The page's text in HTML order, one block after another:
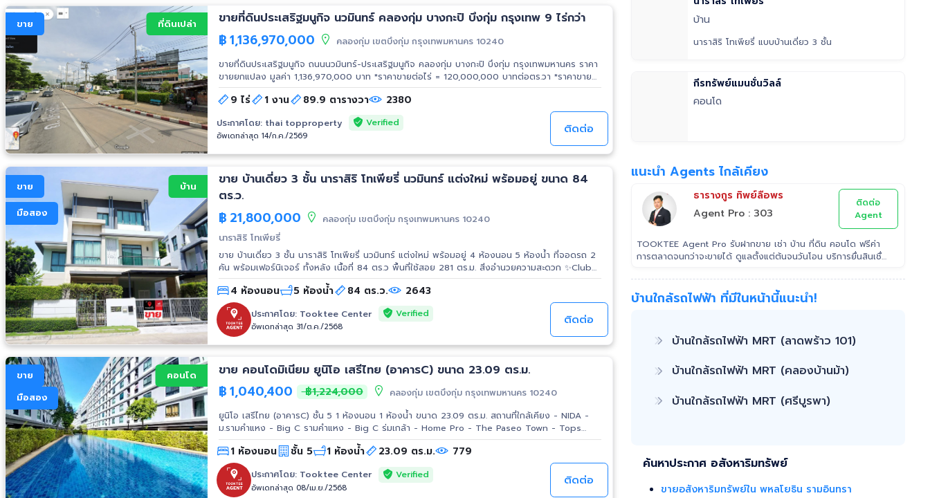
thaitopproperty@hotmail.com www.ThaiTopProperty.com #ขายคอนโด #คอนโดมือสอง
#PinkLine #MRT #TheKithPlusNawamin #เดอะคิทท์พลัสนวมินทร์ #RamintraCondo
ขาย ที่ดินเปล่า ขายที่ดินประเสริฐมนูกิจ นวมินทร์ คลองกุ่ม บางกะปิ บึงกุ่ม กรุงเทพ 9 ไร่กว่า
฿1,136,970,000
คลองกุ่ม เขตบึงกุ่ม กรุงเทพมหานคร 10240
ขายที่ดินประเสริฐมนูกิจ ถนนนวมินทร์-ประเสริฐมนูกิจ คลองกุ่ม บางกะปิ บึงกุ่ม กรุงเทพมหานคร ราคา
ขายยกแปลง มูลค่า 1,136,970,000 บาท *ราคาขายต่อไร่ = 120,000,000 บาทต่อตร.วา *ราคาขาย
ต่อตร.วา = 300,000 บาทต่อตร.วา ขนาดที่ดิน 9-1-89.9 ไร่ หรือ 3,789.9 ตร.วา หน้ากว้างติดถนน
ประเสริฐมนูกิจ 280 เมตร หน้ากว้างติดถนนนวมินทร์ 28 เมตร โซนสีแดง(พ.๑-๑๑) 7 โฉนด และ โซน
รุ่งเรือง, Market Place Nawamin, Tops นวมินทร์, Makro Food Service นวมินทร์70, ตลาด
ปัฐวิกรณ์ โรงเรียนบดินทร์เดชา(สิงห์ สิงหเสนี)๒ ร้านอาหารอ.มัลลิการ์, Yamaha, โรงพยาบาลนวเวช,
โรงเรียนเลิศหล้า สนามกีฬาแกรนด์สปอร์ตพาร์ค Grand Sport Park Eve Outlet โชว์รูมเครื่องใช้ไฟฟ้า
บางเขน รายละเอียดเพิ่มเติมคลิ๊ก: https://thaitopproperty.com/193435-.html สนใจติดต่อ K.หนึ่ง
092-789-3539 Line ID: 0907894941 E-mail: thaitopproperty@hotmail.com
www.thaitopproperty.com #ที่ดินประเสริฐมนูกิจ #ที่ดินนวมินทร์ #ที่ดินใกล้มหาวิทยาลัย
เกษตรศาสตร์ #ที่ดินใกล้เลียบด่วนรามอินทรา
9 ไร่ 1 งาน 89.9 ตารางวา 2380
ประกาศโดย: thai topproperty Verified
อัพเดทล่าสุด 14/ก.ค./2569 ติดต่อ
ขาย
มือสอง
บ้าน
ขาย บ้านเดี่ยว 3 ชั้น นาราสิริ โทเพียรี่ นวมินทร์ แต่งใหม่ พร้อมอยู่ ขนาด 84
ตร.ว.
฿ 21,800,000 คลองกุ่ม เขตบึงกุ่ม กรุงเทพมหานคร 10240
นาราสิริ โทเพียรี่
ขาย บ้านเดี่ยว 3 ชั้น นาราสิริ โทเพียรี่ นวมินทร์ แต่งใหม่ พร้อมอยู่ 4 ห้องนอน 5 ห้องน้ำ ที่จอดรถ 2
คัน พร้อมเฟอร์นิเจอร์ ทั้งหลัง เนื้อที่ 84 ตร.ว พื้นที่ใช้สอย 281 ตร.ม. สิ่งอำนวยความสะดวก ✨Club
house ✨สระว่ายน้ำ ✨ฟิตเนส ✨สวนสาธารณะ และ สนามเด็กเล่น ✨ระบบรักษาความปลอดภัยตลอด
24 ชั่วโมง กล้อง CCTV สถานที่ใกล้เคียง - Fashion Island - The Promenade - Central
Eastville - The Mall Lifestore Bangkapi - โรงเรียนเลิศหล้า - มหาวิทยาลัยเกษตรศาสตร์ - โรง
พยาบาลสินแพทย์ การเดินทาง - ใกล้ทางออกมอเตอร์เวย์ - ใกล้จุดขึ้น-ลงทางด่วนด่านรามอินทรา-
อาจณรงค์ - ใกล้รถไฟฟ้าสายสีชมพู สถานีคู้บอน
4 ห้องนอน 5 ห้องน้ำ 84 ตร.ว. 2643
ประกาศโดย: Tooktee Center Verified
อัพเดทล่าสุด 31/ต.ค./2568 ติดต่อ
ขาย
มือสอง
คอนโด ขาย คอนโดมิเนียม ยูนิโอ เสรีไทย (อาคารC) ขนาด 23.09 ตร.ม.
฿1,040,400 ฿1,224,000
คลองกุ่ม เขตบึงกุ่ม กรุงเทพมหานคร 10240
ยูนิโอ เสรีไทย (อาคารC) ชั้น 5 1 ห้องนอน 1 ห้องน้ำ ขนาด 23.09 ตร.ม. สถานที่ใกล้เคียง - NIDA -
ม.รามคำแหง - Big C รามคำแหง - Big C ร่มเกล้า - Home Pro - The Paseo Town - Tops
สุขาภิบาล 3 .- Tesco Lotus พัฒนาการ - Tesco Lotus สุขาภิบาล 3 - ไทวัสดุ สุขาภิบาล 3 -
Food Land รามคำแหง - The Mall รามคำแหง - Major Cineplex รามคำแหง - Huamark Town
Center - Major Hollywood รามคำแหง - ตลาดนัด กกท - สนามราชมังคลากีฬาสถาน - MaxValue
พัฒนาการ - สัมมากรเพลส - ตลาดน้ำขวัญเรียม
1 ห้องนอน ชั้น 5 1 ห้องน้ำ 23.09 ตร.ม. 779
ประกาศโดย: Tooktee Center Verified
อัพเดทล่าสุด 08/เม.ย./2568 ติดต่อ
บ้าน
นาราสิริ โทเพียรี่ แบบบ้านเดี่ยว 3 ชั้น
กีรทรัพย์แมนชั่นวิลล์
คอนโด
แนะนำ Agents ไกล้เคียง
ธารางกูร ทิพย์ลือพร
Agent Pro : 303
ติดต่อ
Agent
TOOKTEE Agent Pro รับฝากขาย เช่า บ้าน ที่ดิน คอนโด ฟรีค่า
การตลาดจนกว่าจะขายได้ ดูแลตั้งแต่ต้นจนวันโอน บริการยื่นสินเชื่อ
บ้านใกล้รถไฟฟ้า ที่มีในหน้านี้แนะนำ!
บ้านใกล้รถไฟฟ้า MRT (ลาดพร้าว 101)
บ้านใกล้รถไฟฟ้า MRT (คลองบ้านม้า)
บ้านใกล้รถไฟฟ้า MRT (ศรีบูรพา)
ค้นหาประกาศ อสังหาริมทรัพย์
ขายอสังหาริมทรัพย์ใน พหลโยธิน รามอินทรา